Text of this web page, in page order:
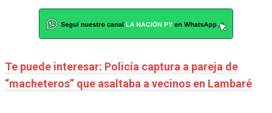
Te puede interesar: Policía captura a pareja de
“macheteros” que asaltaba a vecinos en Lambaré